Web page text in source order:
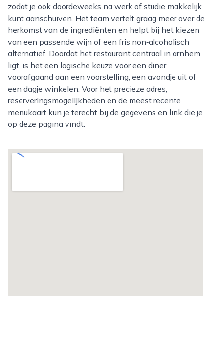
zodat je ook doordeweeks na werk of studie makkelijk
kunt aanschuiven. Het team vertelt graag meer over de
herkomst van de ingrediënten en helpt bij het kiezen
van een passende wijn of een fris non‑alcoholisch
alternatief. Doordat het restaurant centraal in arnhem
ligt, is het een logische keuze voor een diner
voorafgaand aan een voorstelling, een avondje uit of
een dagje winkelen. Voor het precieze adres,
reserveringsmogelijkheden en de meest recente
menukaart kun je terecht bij de gegevens en link die je
op deze pagina vindt.